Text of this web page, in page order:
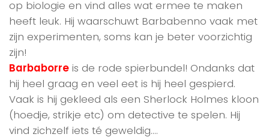
op biologie en vind alles wat ermee te maken
heeft leuk. Hij waarschuwt Barbabenno vaak met
zijn experimenten, soms kan je beter voorzichtig
zijn!
Barbaborre is de rode spierbundel! Ondanks dat
hij heel graag en veel eet is hij heel gespierd.
Vaak is hij gekleed als een Sherlock Holmes kloon
(hoedje, strikje etc) om detective te spelen. Hij
vind zichzelf iets té geweldig….